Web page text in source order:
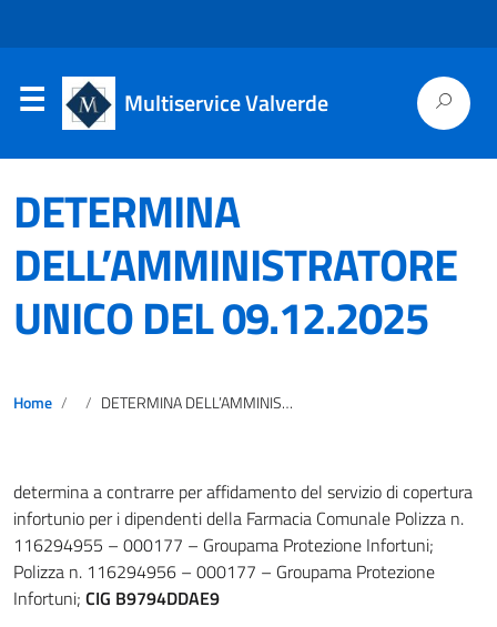
Multiservice Valverde
DETERMINA
DELL’AMMINISTRATORE
UNICO DEL 09.12.2025
Home DETERMINA DELL’AMMINISTRATORE UNICO DEL 09.12.2025
determina a contrarre per affidamento del servizio di copertura
infortunio per i dipendenti della Farmacia Comunale Polizza n.
116294955 – 000177 – Groupama Protezione Infortuni;
Polizza n. 116294956 – 000177 – Groupama Protezione
Infortuni; CIG B9794DDAE9